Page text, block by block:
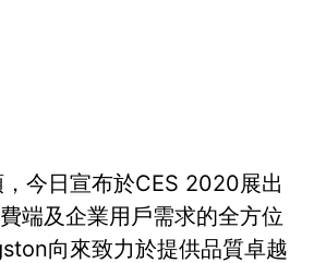
今日宣布於CES 2020展出
端及企業用戶需求的全方位
向來致力於提供品質卓越